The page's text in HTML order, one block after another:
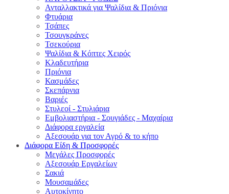
Ανταλλακτικά για Ψαλίδια & Πριόνια
Φτυάρια
Τσάπες
Τσουγκράνες
Τσεκούρια
Ψαλίδια & Κόπτες Χειρός
Κλαδευτήρια
Πριόνια
Κασμάδες
Σκεπάρνια
Βαριές
Στυλεοί - Στυλιάρια
Εμβολιαστήρια - Σουγιάδες - Μαχαίρια
Διάφορα εργαλεία
Αξεσουάρ για τον Αγρό & το κήπο
Διάφορα Είδη & Προσφορές
Μεγάλες Προσφορές
Αξεσουάρ Εργαλείων
Σακιά
Μουσαμάδες
Αυτοκίνητο